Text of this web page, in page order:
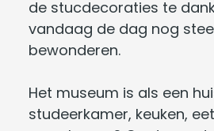
de stucdecoraties te
vandaag de dag nog
bewonderen.
Het museum is als een
studeerkamer, keuken,